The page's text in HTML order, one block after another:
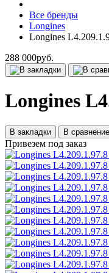
Все бренды
Longines
Longines
288 000руб.
Longines
В закладки В сравнение
Привезем под заказ